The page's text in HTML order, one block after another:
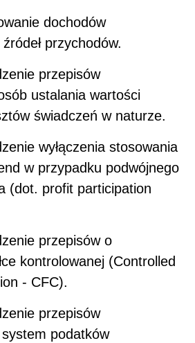
dochodów
przychodów.
przepisów
ustalania wartości
świadczeń w naturze.
wyłączenia stosowania
w przypadku podwójnego
(dot. profit participation
przepisów o
kontrolowanej (Controlled
- CFC).
przepisów
podatków